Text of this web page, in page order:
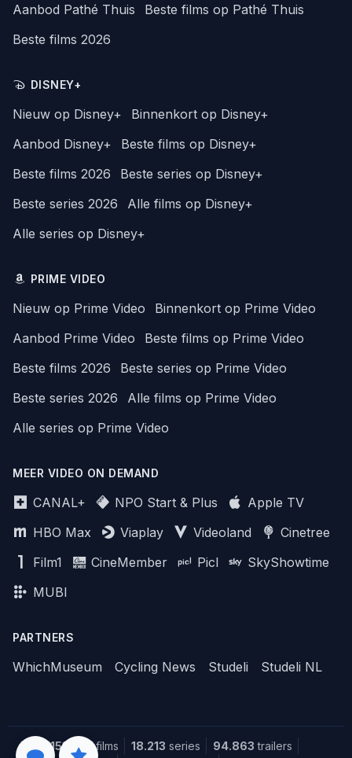
Aanbod Pathé Thuis
Beste films op Pathé Thuis
Beste films 2026
DISNEY+
Nieuw op Disney+
Binnenkort op Disney+
Aanbod Disney+
Beste films op Disney+
Beste films 2026
Beste series op Disney+
Beste series 2026
Alle films op Disney+
Alle series op Disney+
PRIME VIDEO
Nieuw op Prime Video
Binnenkort op Prime Video
Aanbod Prime Video
Beste films op Prime Video
Beste films 2026
Beste series op Prime Video
Beste series 2026
Alle films op Prime Video
Alle series op Prime Video
MEER VIDEO ON DEMAND
CANAL+ NPO Start & Plus
Apple TV
HBO Max
Viaplay Videoland
Cinetree
Film1
CineMember Picl
SkyShowtime
MUBI
PARTNERS
WhichMuseum Cycling News Studeli Studeli NL
151.628films 18.213 series 94.863 trailers